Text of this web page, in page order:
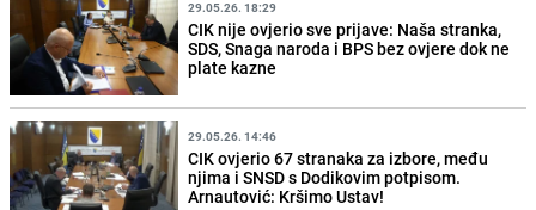
29.05.26. 18:29
CIK nije ovjerio sve prijave: Naša stranka,
SDS, Snaga naroda i BPS bez ovjere dok ne
plate kazne
29.05.26. 14:46
CIK ovjerio 67 stranaka za izbore, među
njima i SNSD s Dodikovim potpisom.
Arnautović: Kršimo Ustav!